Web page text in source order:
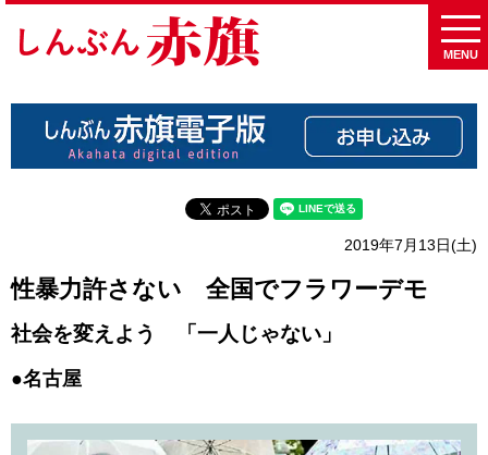
MENU
2019年7月13日(土)
性暴力許さない 全国でフラワーデモ
社会を変えよう 「一人じゃない」
●名古屋